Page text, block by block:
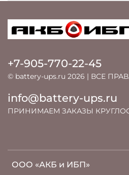
ООО «АКБ и ИБП»
+7-905-770-22-45
© battery-ups.ru 2026 | ВСЕ
info@battery-ups.ru
ПРИНИМАЕМ ЗАКАЗЫ